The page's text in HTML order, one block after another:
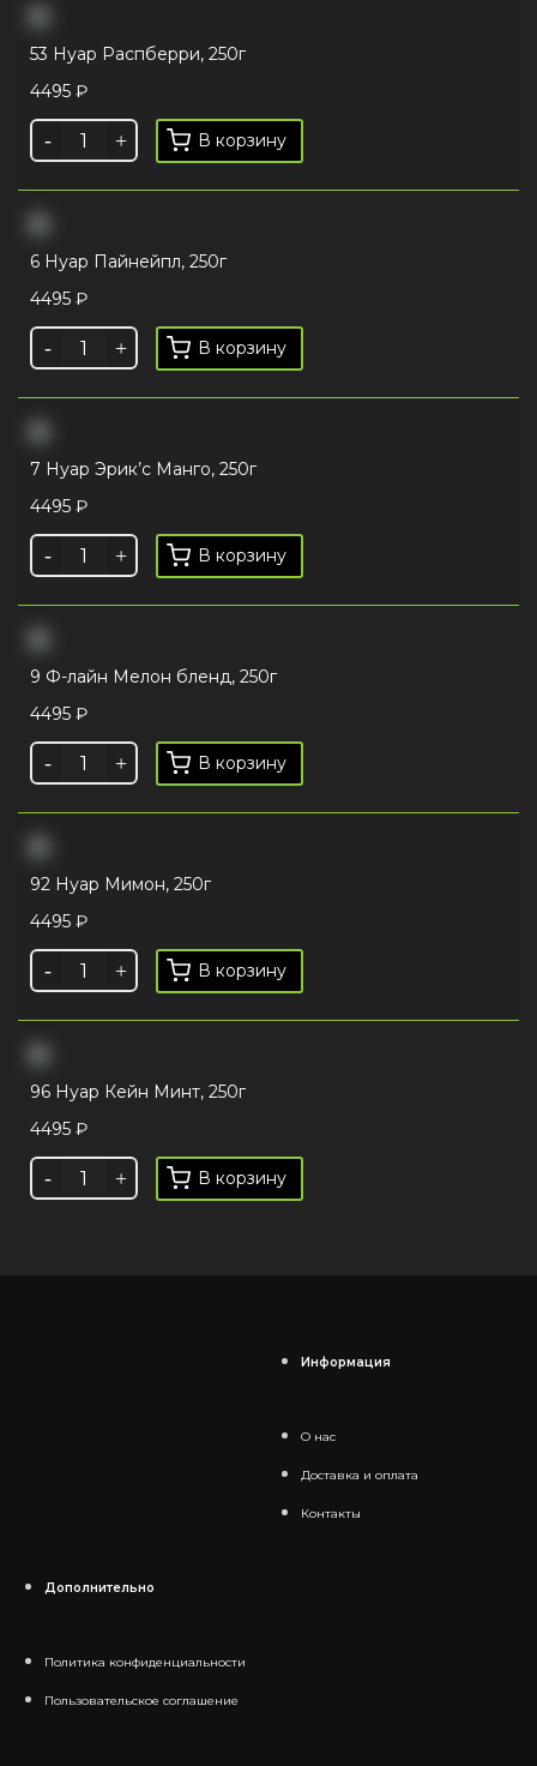
53 Нуар Распберри, 250г
4495 ₽
В корзину
6 Нуар Пайнейпл, 250г
4495 ₽
В корзину
7 Нуар Эрик’с Манго, 250г
4495 ₽
В корзину
9 Ф-лайн Мелон бленд, 250г
4495 ₽
В корзину
92 Нуар Мимон, 250г
4495 ₽
В корзину
96 Нуар Кейн Минт, 250г
4495 ₽
В корзину
Информация
О нас
Доставка и оплата
Контакты
Дополнительно
Политика конфиденциальности
Пользовательское соглашение